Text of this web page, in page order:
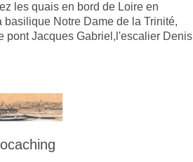
les quais en bord de Loire en
Notre Dame de la Trinité,
pont Jacques Gabriel,l'escalier Denis